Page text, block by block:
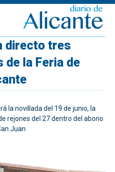
directo tres
la Feria de
la novillada del 19 de junio, la
rejones del 27 dentro del abono
Juan